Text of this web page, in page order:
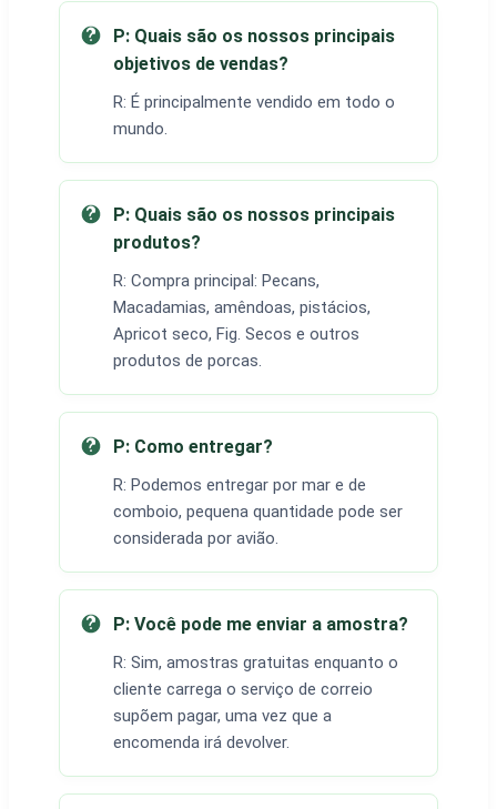
P: Quais são os nossos principais
objetivos de vendas?
R: É principalmente vendido em todo o
mundo.
P: Quais são os nossos principais
produtos?
R: Compra principal: Pecans,
Macadamias, amêndoas, pistácios,
Apricot seco, Fig. Secos e outros
produtos de porcas.
P: Como entregar?
R: Podemos entregar por mar e de
comboio, pequena quantidade pode ser
considerada por avião.
P: Você pode me enviar a amostra?
R: Sim, amostras gratuitas enquanto o
cliente carrega o serviço de correio
supõem pagar, uma vez que a
encomenda irá devolver.